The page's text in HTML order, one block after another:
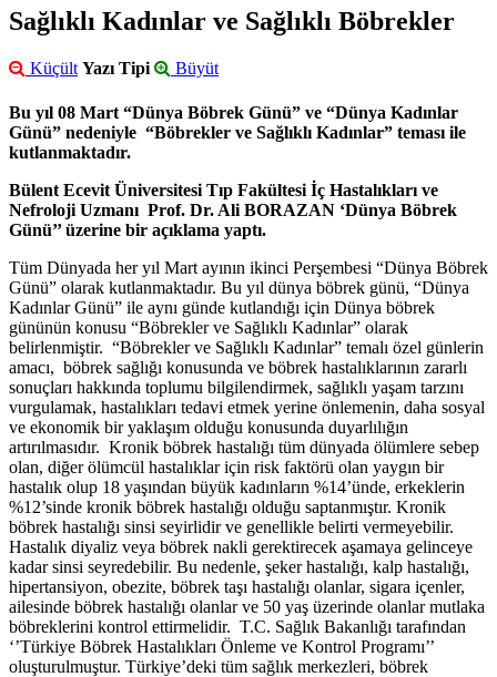
Sağlıklı Kadınlar ve Sağlıklı Böbrekler
Küçült Yazı Tipi Büyüt
Bu yıl 08 Mart “Dünya Böbrek Günü” ve “Dünya Kadınlar
Günü” nedeniyle “Böbrekler ve Sağlıklı Kadınlar” teması ile
kutlanmaktadır.
Bülent Ecevit Üniversitesi Tıp Fakültesi İç Hastalıkları ve
Nefroloji Uzmanı Prof. Dr. Ali BORAZAN ‘Dünya Böbrek
Günü’’ üzerine bir açıklama yaptı.
Tüm Dünyada her yıl Mart ayının ikinci Perşembesi “Dünya Böbrek
Günü” olarak kutlanmaktadır. Bu yıl dünya böbrek günü, “Dünya
Kadınlar Günü” ile aynı günde kutlandığı için Dünya böbrek
gününün konusu “Böbrekler ve Sağlıklı Kadınlar” olarak
belirlenmiştir. “Böbrekler ve Sağlıklı Kadınlar” temalı özel günlerin
amacı, böbrek sağlığı konusunda ve böbrek hastalıklarının zararlı
sonuçları hakkında toplumu bilgilendirmek, sağlıklı yaşam tarzını
vurgulamak, hastalıkları tedavi etmek yerine önlemenin, daha sosyal
ve ekonomik bir yaklaşım olduğu konusunda duyarlılığın
artırılmasıdır. Kronik böbrek hastalığı tüm dünyada ölümlere sebep
olan, diğer ölümcül hastalıklar için risk faktörü olan yaygın bir
hastalık olup 18 yaşından büyük kadınların %14’ünde, erkeklerin
%12’sinde kronik böbrek hastalığı olduğu saptanmıştır. Kronik
böbrek hastalığı sinsi seyirlidir ve genellikle belirti vermeyebilir.
Hastalık diyaliz veya böbrek nakli gerektirecek aşamaya gelinceye
kadar sinsi seyredebilir. Bu nedenle, şeker hastalığı, kalp hastalığı,
hipertansiyon, obezite, böbrek taşı hastalığı olanlar, sigara içenler,
ailesinde böbrek hastalığı olanlar ve 50 yaş üzerinde olanlar mutlaka
böbreklerini kontrol ettirmelidir. T.C. Sağlık Bakanlığı tarafından
‘’Türkiye Böbrek Hastalıkları Önleme ve Kontrol Programı’’
oluşturulmuştur. Türkiye’deki tüm sağlık merkezleri, böbrek